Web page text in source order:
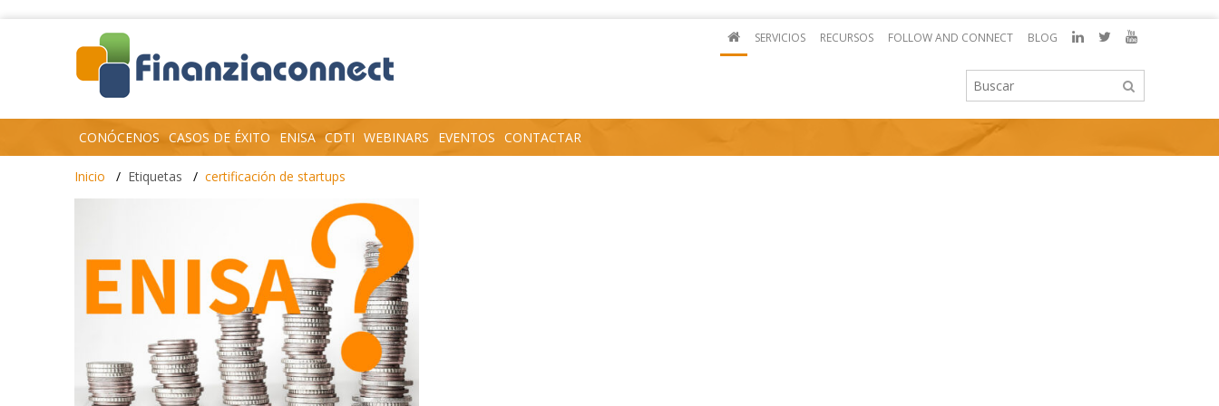
SERVICIOS RECURSOS FOLLOW AND CONNECT BLOG
CONÓCENOS CASOS DE ÉXITO ENISA CDTI WEBINARS EVENTOS CONTACTAR
Inicio Etiquetas certificación de startups